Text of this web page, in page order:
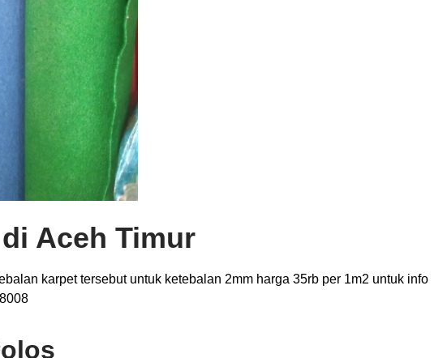
Aceh Timur
karpet tersebut untuk ketebalan 2mm harga 35rb per 1m2 untuk info